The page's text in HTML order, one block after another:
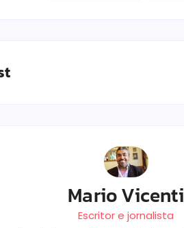
Mario Vicenti
Escritor e jornalista